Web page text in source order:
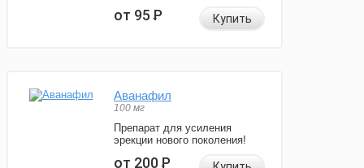
от 95Р Купить
Аванафил
100 мг
Препарат для усиления
эрекции нового поколения!
от 200Р